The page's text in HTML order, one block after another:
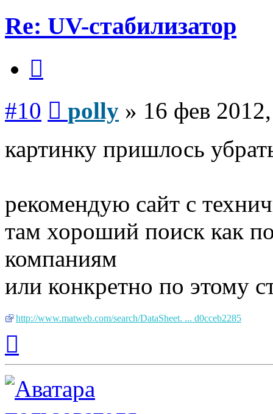
Re: UV-стабилизатор
#10 polly » 16 фев
картинку пришлось
рекомендую сайт с
там хороший поиск как
компаниям
или конкретно по этому
http://www.matweb.com/search/DataSheet. ... d0cceb2285
началу